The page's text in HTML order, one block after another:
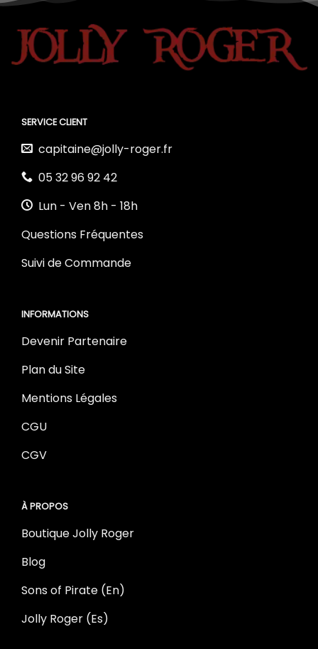
SERVICE CLIENT
capitaine@jolly-roger.fr
05 32 96 92 42
Lun - Ven 8h - 18h
Questions Fréquentes
Suivi de Commande
INFORMATIONS
Devenir Partenaire
Plan du Site
Mentions Légales
CGU
CGV
À PROPOS
Boutique Jolly Roger
Blog
Sons of Pirate (En)
Jolly Roger (Es)